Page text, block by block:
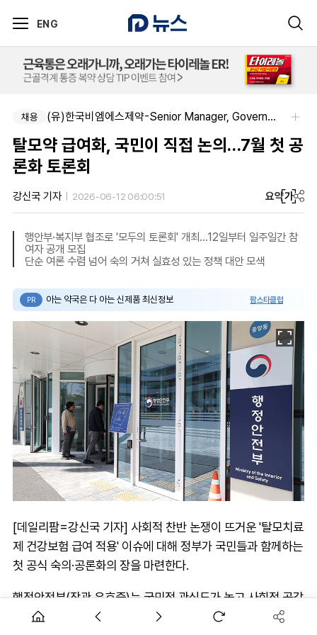
ENG
채용 (유)한국비엠에스제약-Senior Manager, Government Affairs & External Liaison (Permanent)
탈모약 급여화, 국민이 직접 논의…7월 첫 공
론화 토론회
강신국 기자 2026-06-12 06:00:51 요약가
행안부·복지부 협조로 '모두의 토론회' 개최…12일부터 일주일간 참
여자 공개 모집
단순 여론 수렴 넘어 숙의 거쳐 실효성 있는 정책 대안 모색
PR 아는 약국은 다 아는 신제품 최신정보 팜스타클럽
[데일리팜=강신국 기자] 사회적 찬반 논쟁이 뜨거운 '탈모치료
제 건강보험 급여 적용' 이슈에 대해 정부가 국민들과 함께하는
첫 공식 숙의·공론화의 장을 마련한다.
행정안전부(장관 윤호중)는 국민적 관심도가 높고 사회적 공감
대 형성이 필요한 생활 속 정책 문제를 국민이 직접 토론하고